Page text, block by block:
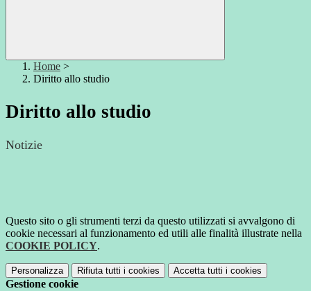
Home >
Diritto allo studio
Diritto allo studio
Notizie
Questo sito o gli strumenti terzi da questo utilizzati si avvalgono di
cookie necessari al funzionamento ed utili alle finalità illustrate nella
COOKIE POLICY.
Personalizza Rifiuta tutti i cookies Accetta tutti i cookies
Gestione cookie